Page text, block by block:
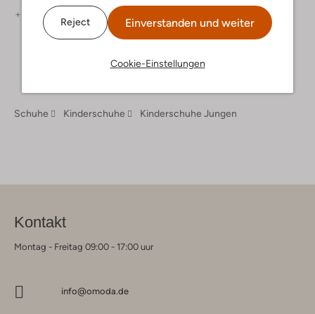
Reject Einverstanden und weiter
Cookie-Einstellungen
+ mehr farben
Schuhe Kinderschuhe Kinderschuhe Jungen
Kontakt
Montag - Freitag 09:00 - 17:00 uur
info@omoda.de